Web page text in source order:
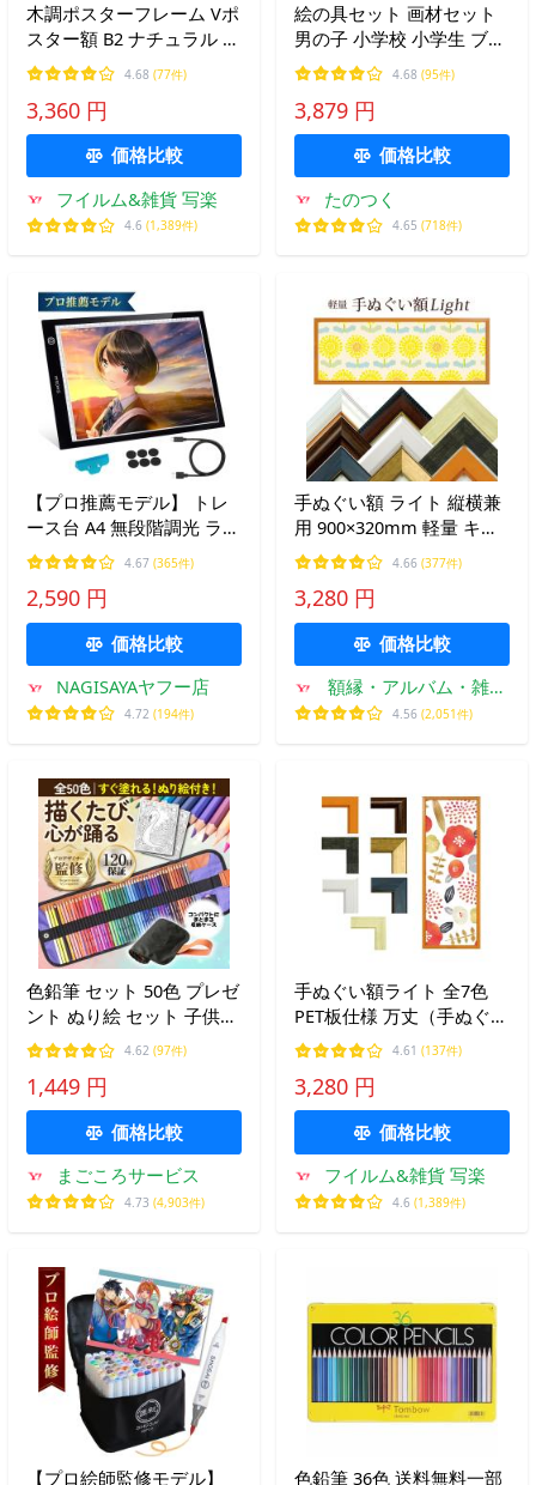
木調ポスターフレーム Vポ
スター額 B2 ナチュラル ブ
ラウン ブラック ホワイト
木調ポスターフレーム 送
料無料 同梱不可
4.68 (77件)
3,360 円
価格比較
フイルム&雑貨 写楽
4.6 (1,389件)
絵の具セット 画材セット
男の子 小学校 小学生 ブレ
ッザ BREZZA サクラクレパ
ス 12色セット シンプル 男
子 おしゃれ かっこいい 絵
具 新学期 絵の具
4.68 (95件)
3,879 円
価格比較
たのつく
4.65 (718件)
【プロ推薦モデル】 トレ
ース台 A4 無段階調光 ライ
トテーブル ライトボック
ス ledトレース台 匠彩
4.67 (365件)
2,590 円
価格比較
NAGISAYAヤフー店
4.72 (194件)
手ぬぐい額 ライト 縦横兼
用 900×320mm 軽量 キャ
メル/ブラウン/ブラック/ホ
ワイト/ゴールド/ダークブ
ルー/ナチュラル 万丈 手拭
い 額縁 壁掛け
4.66 (377件)
3,280 円
価格比較
額縁・アルバム・雑貨
の老舗 万丈
4.56 (2,051件)
色鉛筆 セット 50色 プレゼ
ント ぬり絵 セット 子供
塗り絵 握りやすい
4.62 (97件)
1,449 円
価格比較
まごころサービス
4.73 (4,903件)
手ぬぐい額ライト 全7色
PET板仕様 万丈（手ぬぐい
は付属しません）同梱不可
送料無料
4.61 (137件)
3,280 円
価格比較
フイルム&雑貨 写楽
4.6 (1,389件)
【プロ絵師監修モデル】 色鉛筆 36色 送料無料一部